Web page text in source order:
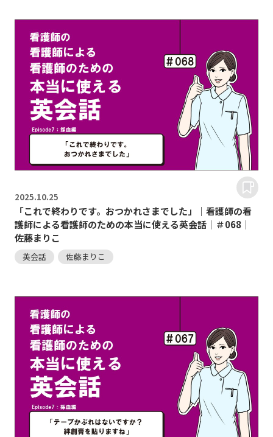
2025.10.25
「これで終わりです。おつかれさまでした」｜看護師の看
護師による看護師のための本当に使える英会話｜＃068｜
佐藤まりこ
英会話 佐藤まりこ